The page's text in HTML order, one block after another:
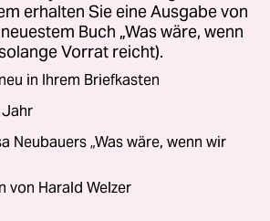
erhalten Sie eine Ausgabe von
Buch „Was wäre, wenn
Vorrat reicht).
in Ihrem Briefkasten
Jahr
Neubauers „Was wäre, wenn wir
von Harald Welzer